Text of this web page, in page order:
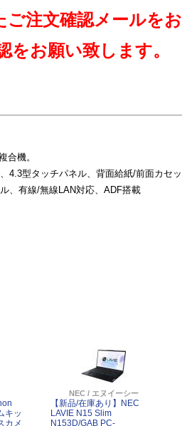
ご注文確認メールをお
お願い致します。
合機。
4.3型タッチパネル、背面給紙/前面カセッ
、有線/無線LAN対応、ADF搭載
キッ
カメ
NEC / エヌイーシー
【新品/在庫あり】NEC
LAVIE N15 Slim
N153D/GAB PC-